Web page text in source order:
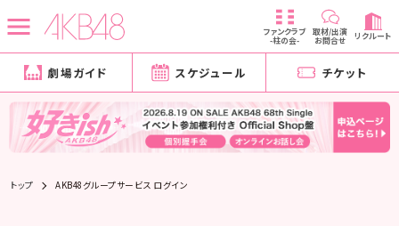
ファンクラブ
-柱の会-
取材/出演
お問合せ リクルート
劇場ガイド スケジュール チケット
トップ AKB48グループサービス ログイン